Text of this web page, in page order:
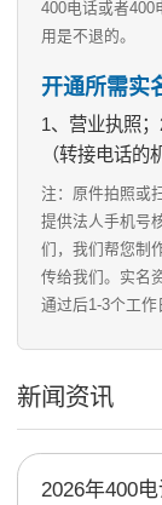
400电话或者400
用是不退的。
开通所需实
1、营业执照
（转接电话的
注：原件拍照或
提供法人手机号
们，我们帮您制
传给我们。实名
通过后1-3个工
新闻资讯
2026年400